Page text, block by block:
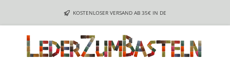
Zum Hauptinhalt springenKOSTENLOSER VERSAND AB 35€ IN DE